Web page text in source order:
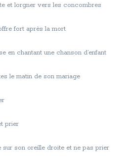
et lorgner vers les concombres
fort après la mort
en chantant une chanson d’enfant
le matin de son mariage
prier
sur son oreille droite et ne pas prier